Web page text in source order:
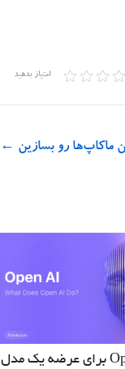
امتیاز بدهید
ماکاپ‌ها رو بسازین ←
شرکت OpenAI برای عرضه یک مدل